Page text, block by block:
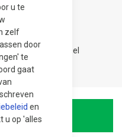
u te
zelf
door
te
gaat
en
u op 'alles
om eventueel